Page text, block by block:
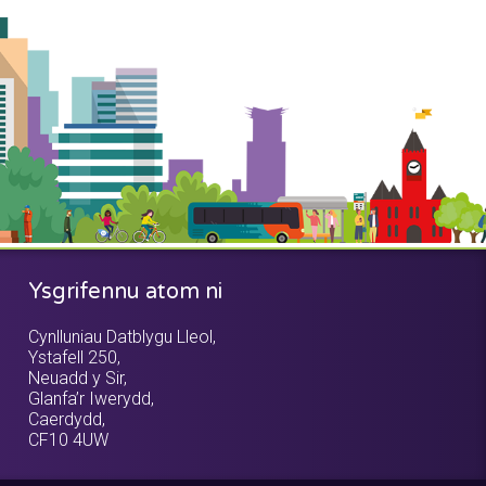
Ysgrifennu atom ni
Cynlluniau Datblygu Lleol,
Ystafell 250,
Neuadd y Sir,
Glanfa’r Iwerydd,
Caerdydd,
CF10 4UW